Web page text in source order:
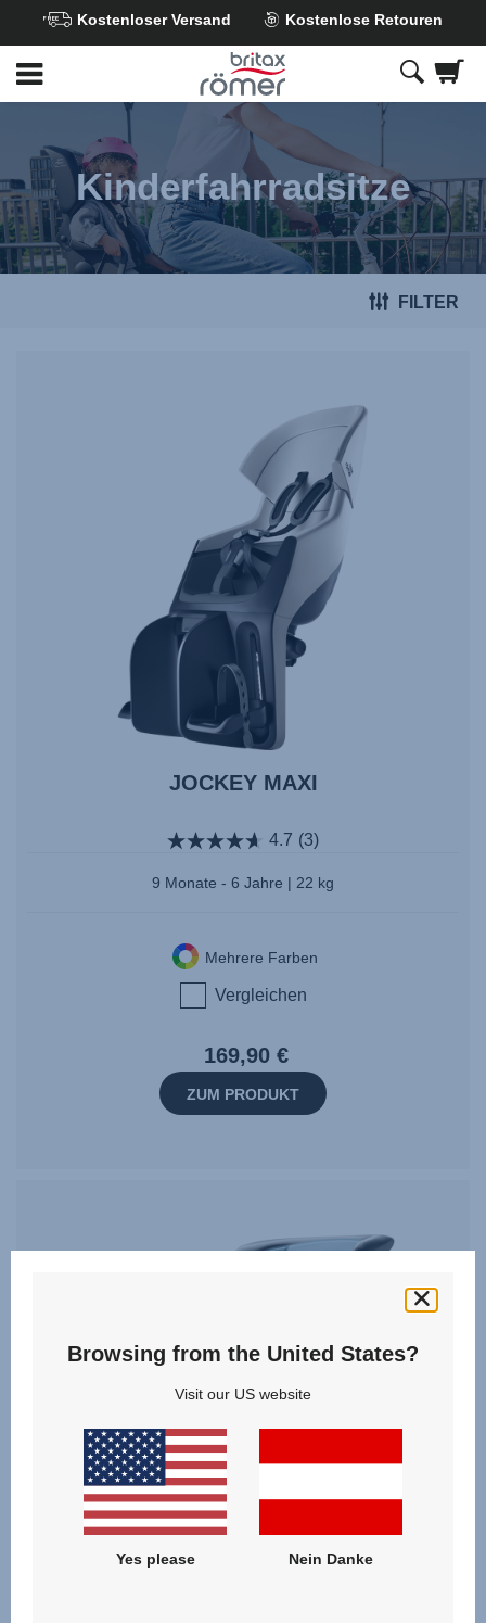
Hauptinhalt
springen
Kostenloser Versand Kostenlose Retouren
Kinderfahrradsitze
FILTER
JOCKEY MAXI
4.7 (3)
9 Monate - 6 Jahre | 22 kg
Mehrere Farben
Vergleichen
169,90 €
ZUM PRODUKT
Browsing from the United States?
Visit our US website
Yes please Nein Danke